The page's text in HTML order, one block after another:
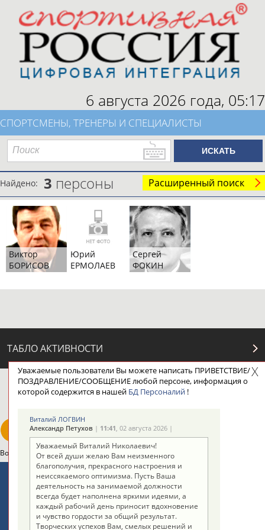
6 августа 2026 года, 05:17
СПОРТСМЕНЫ, ТРЕНЕРЫ И СПЕЦИАЛИСТЫ
Найдено: 3 персоны Расширенный поиск
Виктор
БОРИСОВ
Юрий
ЕРМОЛАЕВ
Сергей
ФОКИН
ТАБЛО АКТИВНОСТИ
ЦЕЛИ ПРОЕКТА КОНТАКТЫ НАШИ КНОПКИ
Вопросы сотрудничества и совместной деятельности
Стадион, 1998-2026
Адресов в новостной рассылке: 996
Подпишись
Уважаемые пользователи Вы можете написать ПРИВЕТСТВИЕ/
ПОЗДРАВЛЕНИЕ/СООБЩЕНИЕ любой персоне, информация о
которой содержится в нашей БД Персоналий!
Виталий ЛОГВИН
Александр Петухов| 11:41, 02 августа 2026 |
Уважаемый Виталий Николаевич!
От всей души желаю Вам неизменного
благополучия, прекрасного настроения и
неиссякаемого оптимизма. Пусть Ваша
деятельность на занимаемой должности
всегда будет наполнена яркими идеями, а
каждый рабочий день приносит вдохновение
и чувство гордости за общий результат.
Творческих успехов Вам, смелых решений и